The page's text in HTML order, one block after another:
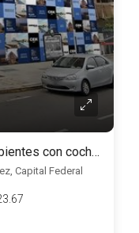
Departamento en venta de 4 ambientes con cochera en Núñez
Capital Federal